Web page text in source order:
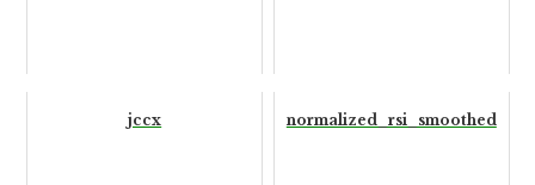
jccx normalized_rsi_smoothed